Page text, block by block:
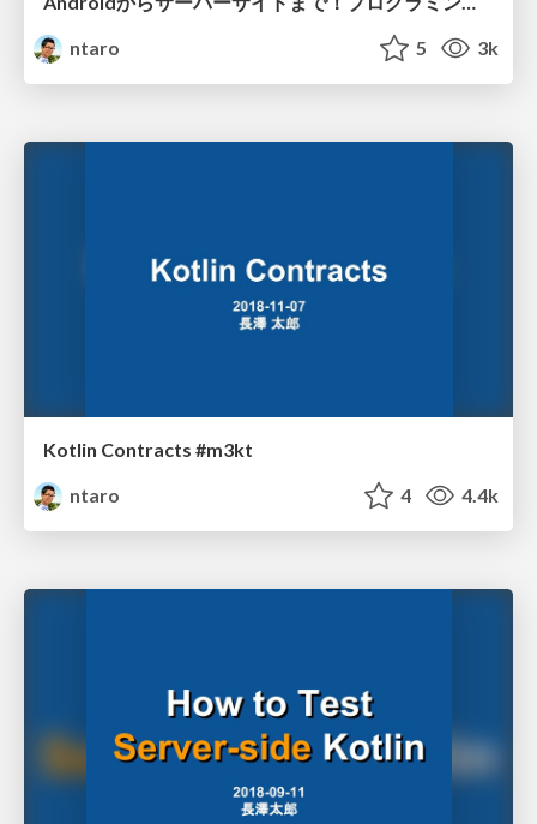
ntaro
5 3k
Kotlin Contracts #m3kt
ntaro
4 4.4k